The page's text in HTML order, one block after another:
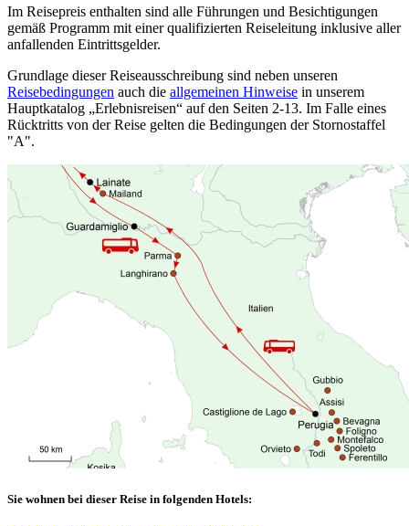
Im Reisepreis enthalten sind alle Führungen und Besichtigungen
gemäß Programm mit einer qualifizierten Reiseleitung inklusive aller
anfallenden Eintrittsgelder.
Grundlage dieser Reiseausschreibung sind neben unseren
Reisebedingungen auch die allgemeinen Hinweise in unserem
Hauptkatalog „Erlebnisreisen“ auf den Seiten 2-13. Im Falle eines
Rücktritts von der Reise gelten die Bedingungen der Stornostaffel
"A".
Sie wohnen bei dieser Reise in folgenden Hotels: